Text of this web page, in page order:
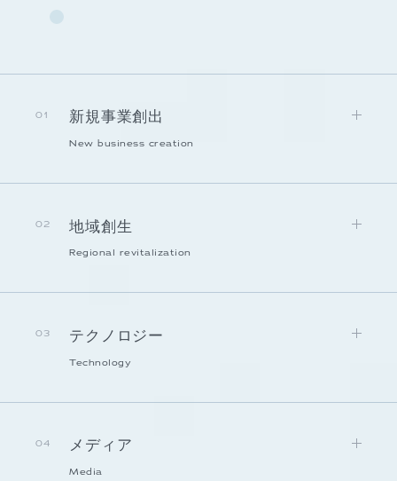
01 新規事業創出
New business creation
02 地域創生
Regional revitalization
03 テクノロジー
Technology
04 メディア
Media